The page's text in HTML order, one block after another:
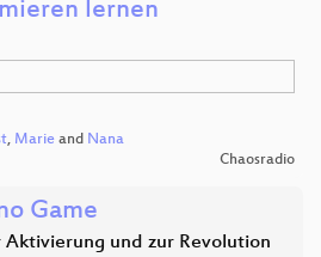
lernen
, Marie and Nana
Chaosradio
Game
Aktivierung und zur Revolution